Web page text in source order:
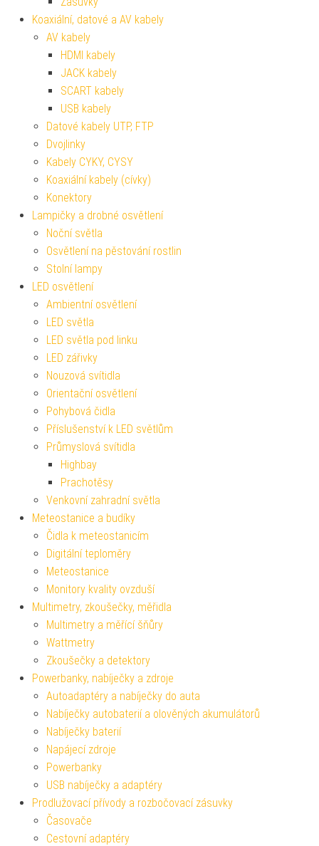
Koaxiální, datové a AV kabely
AV kabely
HDMI kabely
JACK kabely
SCART kabely
USB kabely
Datové kabely UTP, FTP
Dvojlinky
Kabely CYKY, CYSY
Koaxiální kabely (cívky)
Konektory
Lampičky a drobné osvětlení
Noční světla
Osvětlení na pěstování rostlin
Stolní lampy
LED osvětlení
Ambientní osvětlení
LED světla
LED světla pod linku
LED zářivky
Nouzová svítidla
Orientační osvětlení
Pohybová čidla
Příslušenství k LED světlům
Průmyslová svítidla
Highbay
Prachotěsy
Venkovní zahradní světla
Meteostanice a budíky
Čidla k meteostanicím
Digitální teploměry
Meteostanice
Monitory kvality ovzduší
Multimetry, zkoušečky, měřidla
Multimetry a měřící šňůry
Wattmetry
Zkoušečky a detektory
Powerbanky, nabíječky a zdroje
Autoadaptéry a nabíječky do auta
Nabíječky autobaterií a olověných akumulátorů
Nabíječky baterií
Napájecí zdroje
Powerbanky
USB nabíječky a adaptéry
Prodlužovací přívody a rozbočovací zásuvky
Časovače
Cestovní adaptéry